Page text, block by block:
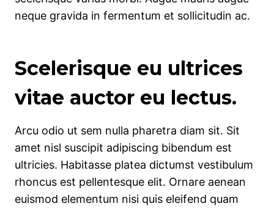
neque gravida in fermentum et sollicitudin ac.
Scelerisque eu ultrices
vitae auctor eu lectus.
Arcu odio ut sem nulla pharetra diam sit. Sit
amet nisl suscipit adipiscing bibendum est
ultricies. Habitasse platea dictumst vestibulum
rhoncus est pellentesque elit. Ornare aenean
euismod elementum nisi quis eleifend quam